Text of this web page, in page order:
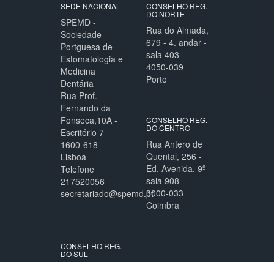
SEDE NACIONAL
SPEMD -
Sociedade
Portguesa de
Estomatologia e
Medicina
Dentária
Rua Prof.
Fernando da
Fonseca,10A -
Escritório 7
1600-618
Lisboa
Telefone
217520056
secretariado@spemd.pt
CONSELHO REG.
DO NORTE
Rua do Almada,
679 - 4. andar -
sala 403
4050-039
Porto
CONSELHO REG.
DO CENTRO
Rua Antero de
Quental, 256 -
Ed. Avenida, 9º
sala 908
3000-033
Coimbra
CONSELHO REG.
DO SUL